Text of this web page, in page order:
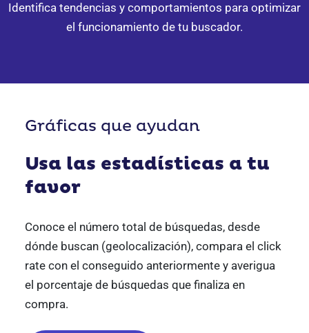
Identifica tendencias y comportamientos para optimizar
el funcionamiento de tu buscador.
Gráficas que ayudan
Usa las estadísticas a tu
favor
Conoce el número total de búsquedas, desde
dónde buscan (geolocalización), compara el click
rate con el conseguido anteriormente y averigua
el porcentaje de búsquedas que finaliza en
compra.